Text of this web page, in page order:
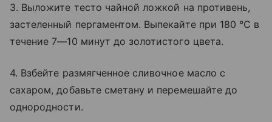
3. Выложите тесто чайной ложкой на противень,
застеленный пергаментом. Выпекайте при 180 °C в
течение 7—10 минут до золотистого цвета.
4. Взбейте размягченное сливочное масло с
сахаром, добавьте сметану и перемешайте до
однородности.